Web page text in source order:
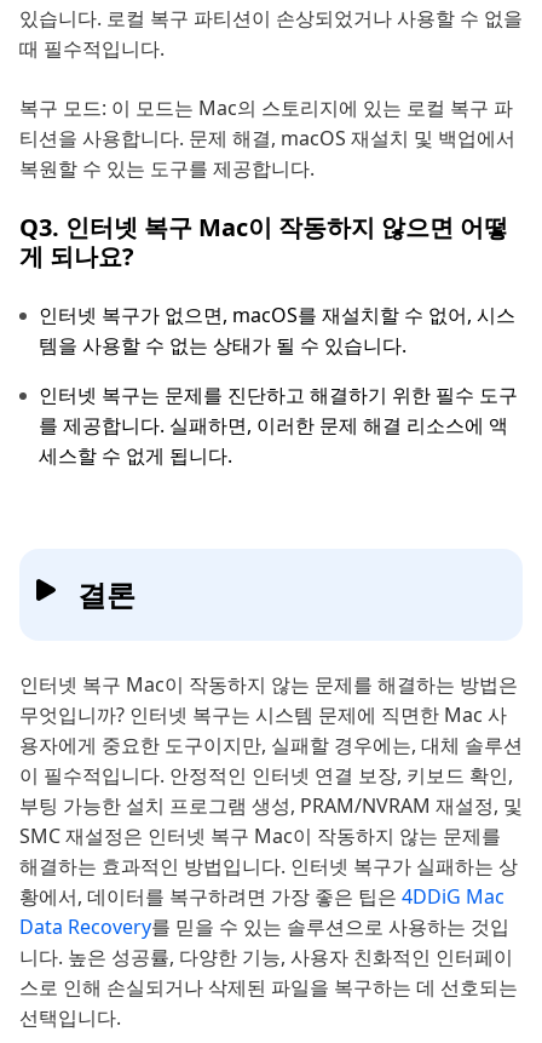
있습니다. 로컬 복구 파티션이 손상되었거나 사용할 수 없을
때 필수적입니다.
복구 모드: 이 모드는 Mac의 스토리지에 있는 로컬 복구 파
티션을 사용합니다. 문제 해결, macOS 재설치 및 백업에서
복원할 수 있는 도구를 제공합니다.
Q3. 인터넷 복구 Mac이 작동하지 않으면 어떻
게 되나요?
인터넷 복구가 없으면, macOS를 재설치할 수 없어, 시스
템을 사용할 수 없는 상태가 될 수 있습니다.
인터넷 복구는 문제를 진단하고 해결하기 위한 필수 도구
를 제공합니다. 실패하면, 이러한 문제 해결 리소스에 액
세스할 수 없게 됩니다.
결론
인터넷 복구 Mac이 작동하지 않는 문제를 해결하는 방법은
무엇입니까? 인터넷 복구는 시스템 문제에 직면한 Mac 사
용자에게 중요한 도구이지만, 실패할 경우에는, 대체 솔루션
이 필수적입니다. 안정적인 인터넷 연결 보장, 키보드 확인,
부팅 가능한 설치 프로그램 생성, PRAM/NVRAM 재설정, 및
SMC 재설정은 인터넷 복구 Mac이 작동하지 않는 문제를
해결하는 효과적인 방법입니다. 인터넷 복구가 실패하는 상
황에서, 데이터를 복구하려면 가장 좋은 팁은 4DDiG Mac
Data Recovery를 믿을 수 있는 솔루션으로 사용하는 것입
니다. 높은 성공률, 다양한 기능, 사용자 친화적인 인터페이
스로 인해 손실되거나 삭제된 파일을 복구하는 데 선호되는
선택입니다.